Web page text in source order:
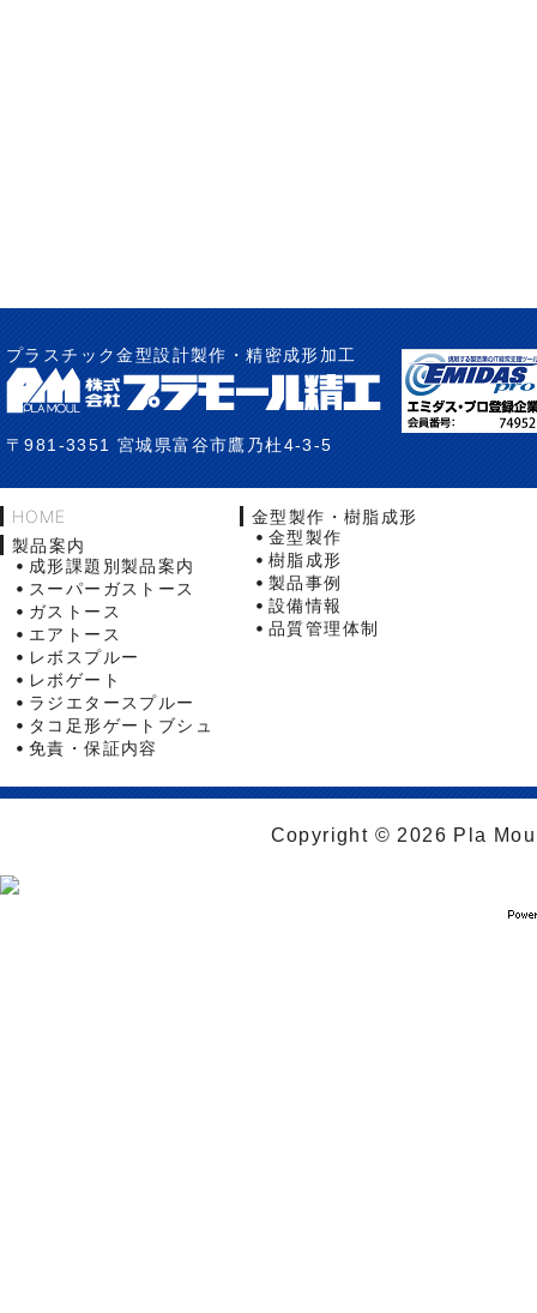
プラスチック金型設計製作・精密成形加工
〒981-3351 宮城県富谷市鷹乃杜4-3-5
HOME
製品案内
成形課題別製品案内
スーパーガストース
ガストース
エアトース
レボスプルー
レボゲート
ラジエタースプルー
タコ足形ゲートブシュ
免責・保証内容
金型製作・樹脂成形
金型製作
樹脂成形
製品事例
設備情報
品質管理体制
Copyright © 2026 Pla